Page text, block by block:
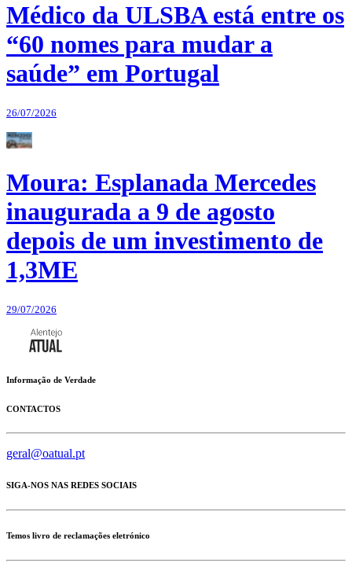
Médico da ULSBA está entre os
“60 nomes para mudar a
saúde” em Portugal
26/07/2026
Moura: Esplanada Mercedes
inaugurada a 9 de agosto
depois de um investimento de
1,3ME
29/07/2026
Informação de Verdade
CONTACTOS
geral@oatual.pt
SIGA-NOS NAS REDES SOCIAIS
Temos livro de reclamações eletrónico